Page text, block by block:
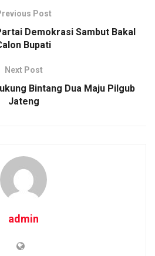
Li
n
k
e
Post
Demokrasi Sambut Bakal
Bupati
Next Post
Bintang Dua Maju Pilgub
Jateng
admin